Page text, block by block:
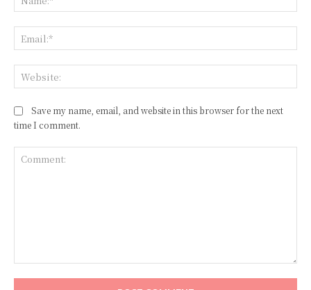
Save my name, email, and website in this browser for the next
time I comment.